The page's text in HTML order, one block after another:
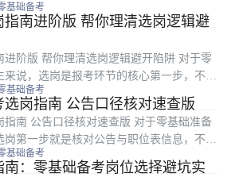
则，踩了不必要的坑，最终导致报名失败
是粉笔整理的零基础选岗避坑指南，围绕
基础备考
南进阶版 帮你理清选岗逻辑避
进阶版 帮你理清选岗逻辑避开陷阱 对于零
说，选岗是报考环节的核心第一步，不少
、看错招录要求，不仅浪费了备考时间，
无法参考的情况。本文是粉笔整理的零基
基础备考
岗指南 公告口径核对速查版
指南 公告口径核对速查版 对于零基础准备
第一步就是核对公告与职位表信息，不少
解错漏，明明不符合条件却浪费时间报
文是粉笔整理的零基础公考选岗公告核对
基础备考
：零基础备考岗位选择避坑实